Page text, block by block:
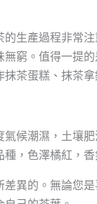
生產過程非常
窮。值得一提
茶蛋糕、抹茶拿
候潮濕，土壤
，色澤橘紅，
異的。無論您